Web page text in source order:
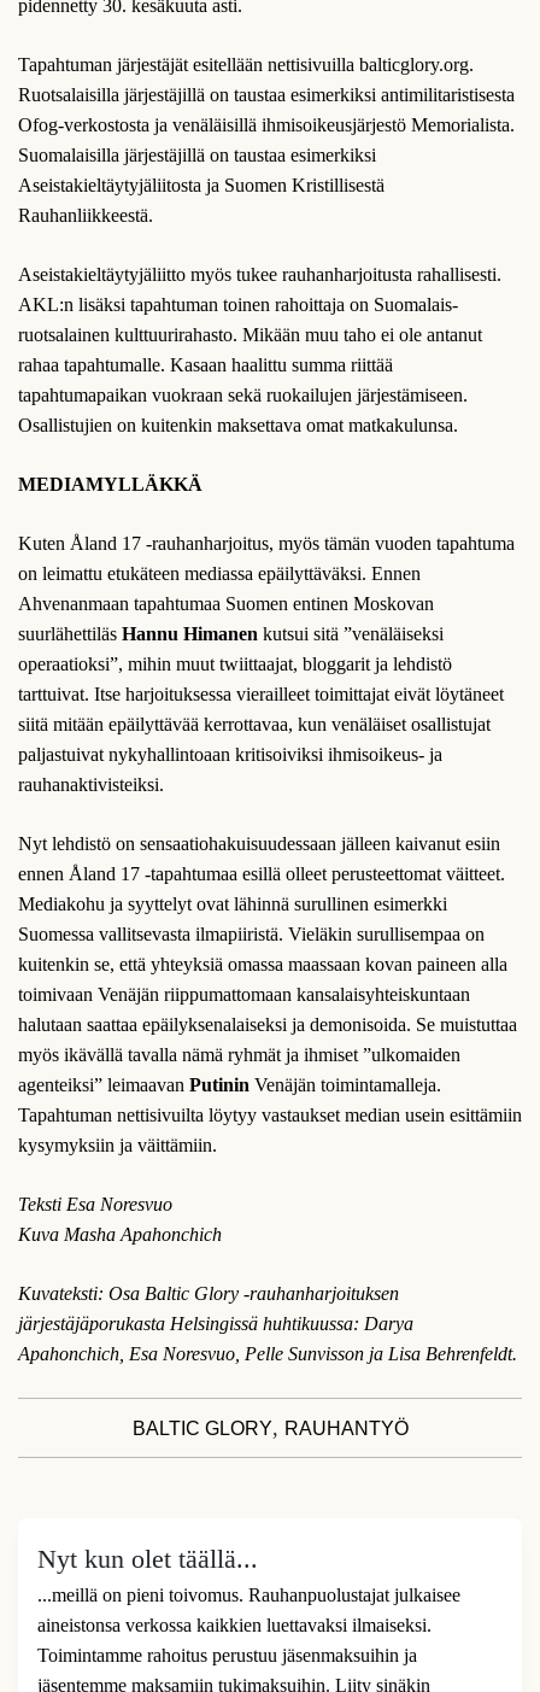
pidennetty 30. kesäkuuta asti.
Tapahtuman järjestäjät esitellään nettisivuilla balticglory.org.
Ruotsalaisilla järjestäjillä on taustaa esimerkiksi antimilitaristisesta
Ofog-verkostosta ja venäläisillä ihmisoikeusjärjestö Memorialista.
Suomalaisilla järjestäjillä on taustaa esimerkiksi
Aseistakieltäytyjäliitosta ja Suomen Kristillisestä
Rauhanliikkeestä.
Aseistakieltäytyjäliitto myös tukee rauhanharjoitusta rahallisesti.
AKL:n lisäksi tapahtuman toinen rahoittaja on Suomalais-
ruotsalainen kulttuurirahasto. Mikään muu taho ei ole antanut
rahaa tapahtumalle. Kasaan haalittu summa riittää
tapahtumapaikan vuokraan sekä ruokailujen järjestämiseen.
Osallistujien on kuitenkin maksettava omat matkakulunsa.
MEDIAMYLLÄKKÄ
Kuten Åland 17 -rauhanharjoitus, myös tämän vuoden tapahtuma
on leimattu etukäteen mediassa epäilyttäväksi. Ennen
Ahvenanmaan tapahtumaa Suomen entinen Moskovan
suurlähettiläs Hannu Himanen kutsui sitä ”venäläiseksi
operaatioksi”, mihin muut twiittaajat, bloggarit ja lehdistö
tarttuivat. Itse harjoituksessa vierailleet toimittajat eivät löytäneet
siitä mitään epäilyttävää kerrottavaa, kun venäläiset osallistujat
paljastuivat nykyhallintoaan kritisoiviksi ihmisoikeus- ja
rauhanaktivisteiksi.
Nyt lehdistö on sensaatiohakuisuudessaan jälleen kaivanut esiin
ennen Åland 17 -tapahtumaa esillä olleet perusteettomat väitteet.
Mediakohu ja syyttelyt ovat lähinnä surullinen esimerkki
Suomessa vallitsevasta ilmapiiristä. Vieläkin surullisempaa on
kuitenkin se, että yhteyksiä omassa maassaan kovan paineen alla
toimivaan Venäjän riippumattomaan kansalaisyhteiskuntaan
halutaan saattaa epäilyksenalaiseksi ja demonisoida. Se muistuttaa
myös ikävällä tavalla nämä ryhmät ja ihmiset ”ulkomaiden
agenteiksi” leimaavan Putinin Venäjän toimintamalleja.
Tapahtuman nettisivuilta löytyy vastaukset median usein esittämiin
kysymyksiin ja väittämiin.
Teksti Esa Noresvuo
Kuva Masha Apahonchich
Kuvateksti: Osa Baltic Glory -rauhanharjoituksen
järjestäjäporukasta Helsingissä huhtikuussa: Darya
Apahonchich, Esa Noresvuo, Pelle Sunvisson ja Lisa Behrenfeldt.
BALTIC GLORY, RAUHANTYÖ
Nyt kun olet täällä...
...meillä on pieni toivomus. Rauhanpuolustajat julkaisee
aineistonsa verkossa kaikkien luettavaksi ilmaiseksi.
Toimintamme rahoitus perustuu jäsenmaksuihin ja
jäsentemme maksamiin tukimaksuihin. Liity sinäkin